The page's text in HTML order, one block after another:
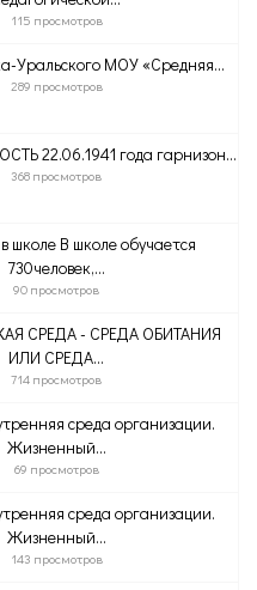
115 просмотров
Уральского МОУ «Средняя...
289 просмотров
22.06.1941 года гарнизон...
368 просмотров
школе В школе обучается
730человек,...
90 просмотров
СРЕДА - СРЕДА ОБИТАНИЯ
ИЛИ СРЕДА...
714 просмотров
среда организации.
Жизненный...
69 просмотров
среда организации.
Жизненный...
143 просмотров